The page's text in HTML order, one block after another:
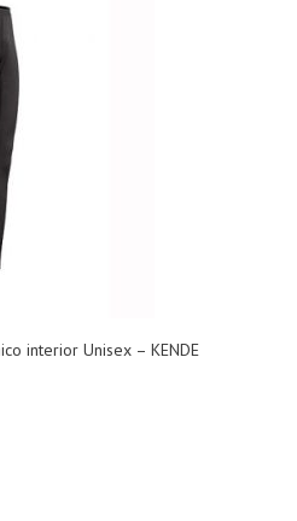
interior Unisex – KENDE